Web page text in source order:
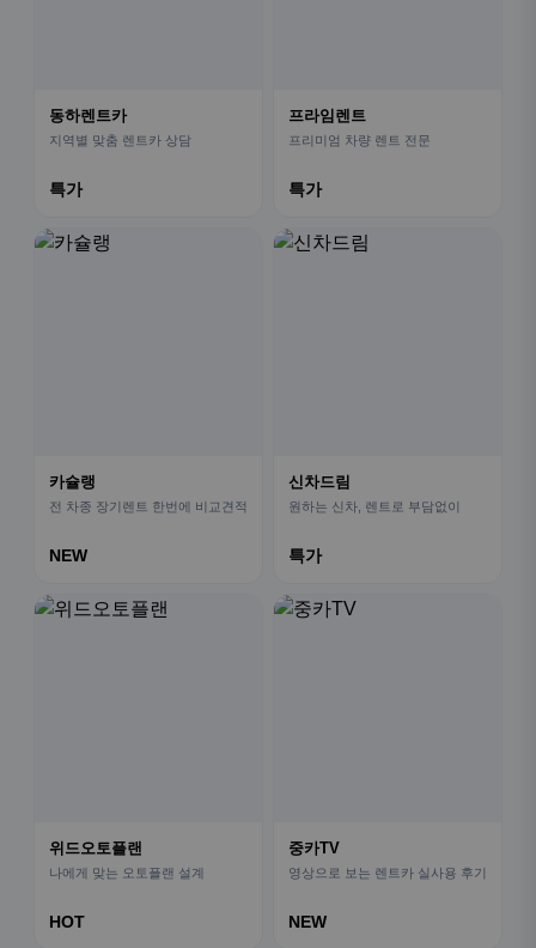
동하렌트카
지역별 맞춤 렌트카 상담
특가
프라임렌트
프리미엄 차량 렌트 전문
특가
카슐랭
전 차종 장기렌트 한번에 비교견적
NEW
신차드림
원하는 신차, 렌트로 부담없이
특가
위드오토플랜
나에게 맞는 오토플랜 설계
HOT
중카TV
영상으로 보는 렌트카 실사용 후기
NEW